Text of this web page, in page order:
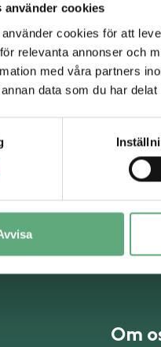
använder cookies
cookies för att
relevanta annonser och
med våra partners
data som du har
Till
Om